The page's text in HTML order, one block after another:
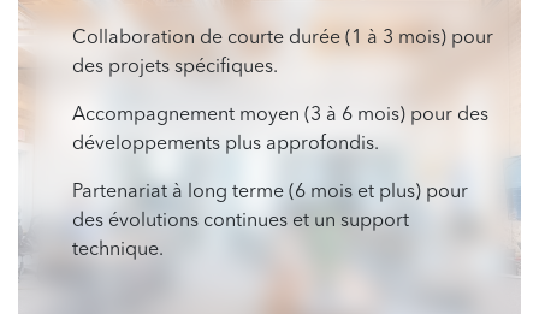
Collaboration de courte durée (1 à 3 mois) pour
des projets spécifiques.
Accompagnement moyen (3 à 6 mois) pour des
développements plus approfondis.
Partenariat à long terme (6 mois et plus) pour
des évolutions continues et un support
technique.